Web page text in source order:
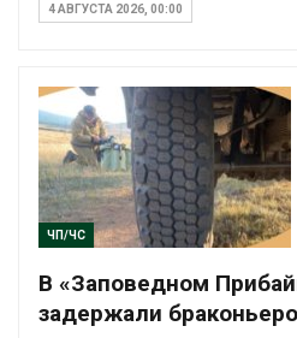
4 АВГУСТА 2026, 00:00
ЧП/ЧС
В «Заповедном
задержали